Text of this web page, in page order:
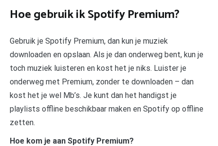
Hoe gebruik ik Spotify Premium?
Gebruik je Spotify Premium, dan kun je muziek
downloaden en opslaan. Als je dan onderweg bent, kun je
toch muziek luisteren en kost het je niks. Luister je
onderweg met Premium, zonder te downloaden – dan
kost het je wel Mb’s. Je kunt dan het handigst je
playlists offline beschikbaar maken en Spotify op offline
zetten.
Hoe kom je aan Spotify Premium?